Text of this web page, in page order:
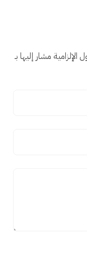
الإلزامية مشار إليها بـ